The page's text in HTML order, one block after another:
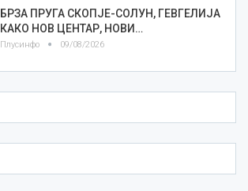
БРЗА ПРУГА СКОПЈЕ-СОЛУН, ГЕВГЕЛИЈА
КАКО НОВ ЦЕНТАР, НОВИ…
Плусинфо 09/08/2026